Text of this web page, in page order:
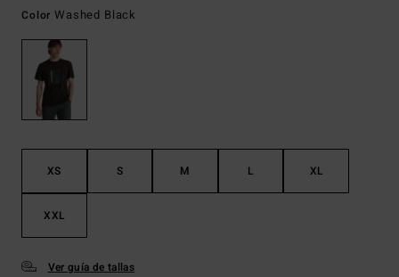
ColorWashed Black
XS S M L XL
XXL
Ver guía de tallas